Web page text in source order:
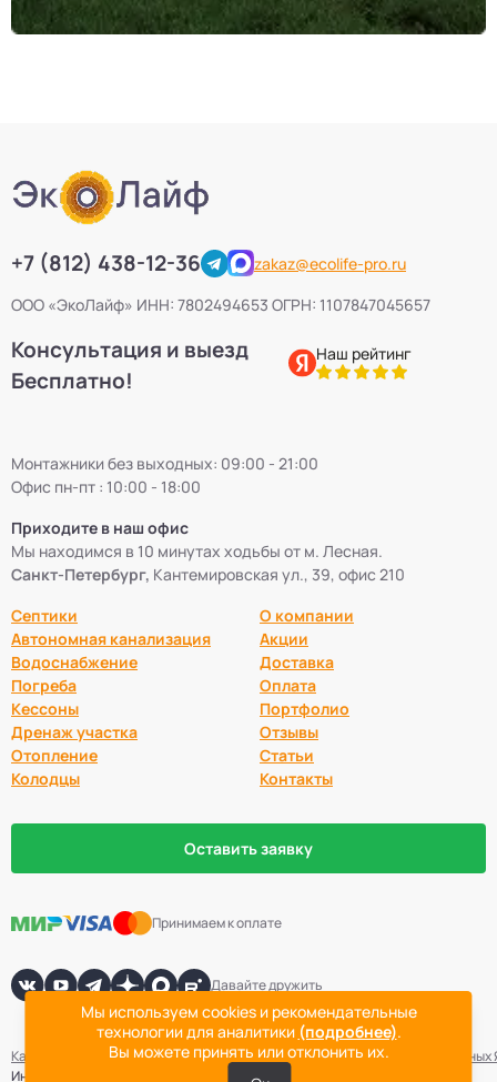
+7 (812) 438-12-36
zakaz@ecolife-pro.ru
ООО «ЭкоЛайф» ИНН: 7802494653 ОГРН: 1107847045657
Консультация и выезд
Бесплатно!
Наш рейтинг
Монтажники без выходных: 09:00 - 21:00
Офис пн-пт : 10:00 - 18:00
Приходите в наш офис
Мы находимся в 10 минутах ходьбы от м. Лесная.
Санкт-Петербург, Кантемировская ул., 39, офис 210
Септики
Автономная канализация
Водоснабжение
Погреба
Кессоны
Дренаж участка
Отопление
Колодцы
О компании
Акции
Доставка
Оплата
Портфолио
Отзывы
Статьи
Контакты
Оставить заявку
Принимаем к оплате
Давайте дружить
Информация не является публичной офертой. Точная стоимость
Карта сайта Политика конфиденциальностиСогласие на обработку
Мы используем cookies и рекомендательные
технологии для аналитики (подробнее).
Вы можете принять или отклонить их.